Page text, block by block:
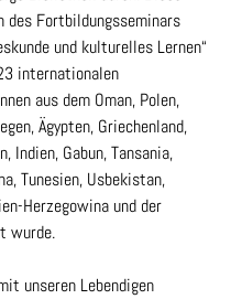
des Fortbildungsseminars
und kulturelles Lernen“
internationalen
aus dem Oman, Polen,
Ägypten, Griechenland,
Indien, Gabun, Tansania,
Tunesien, Usbekistan,
Herzegowina und der
wurde.
unseren Lebendigen